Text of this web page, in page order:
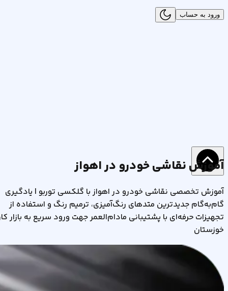
ورود به حساب
آموزش نقاشی خودرو در اهواز
آموزش تخصصی نقاشی خودرو در اهواز با گلکسی توربو | یادگیری
گام‌به‌گام جدیدترین متدهای رنگ‌آمیزی، ترمیم رنگ و استفاده از
تجهیزات حرفه‌ای با پشتیبانی مادام‌العمر جهت ورود سریع به بازار
خوزستان